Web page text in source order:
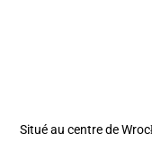
Situé au centre de